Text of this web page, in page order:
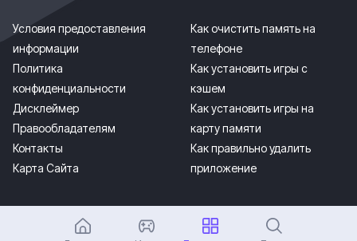
Условия предоставления
информации
Политика
конфиденциальности
Дисклеймер
Правообладателям
Контакты
Карта Сайта
Как очистить память на
телефоне
Как установить игры с
кэшем
Как установить игры на
карту памяти
Как правильно удалить
приложение